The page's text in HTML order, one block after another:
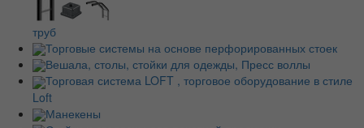
труб
Торговые системы на основе перфорированных стоек
Вешала, столы, стойки для одежды, Пресс воллы
Торговая система LOFT , торговое оборудование в стиле
Loft
Манекены